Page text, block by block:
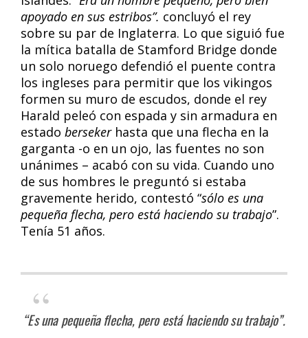
apoyado en sus estribos”. concluyó el rey
sobre su par de Inglaterra. Lo que siguió fue
la mítica batalla de Stamford Bridge donde
un solo noruego defendió el puente contra
los ingleses para permitir que los vikingos
formen su muro de escudos, donde el rey
Harald peleó con espada y sin armadura en
estado berseker hasta que una flecha en la
garganta -o en un ojo, las fuentes no son
unánimes – acabó con su vida. Cuando uno
de sus hombres le preguntó si estaba
gravemente herido, contestó “sólo es una
pequeña flecha, pero está haciendo su trabajo”.
Tenía 51 años.
“Es una pequeña flecha, pero está haciendo su trabajo”.